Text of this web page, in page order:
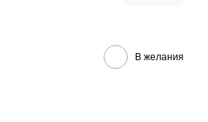
В желания